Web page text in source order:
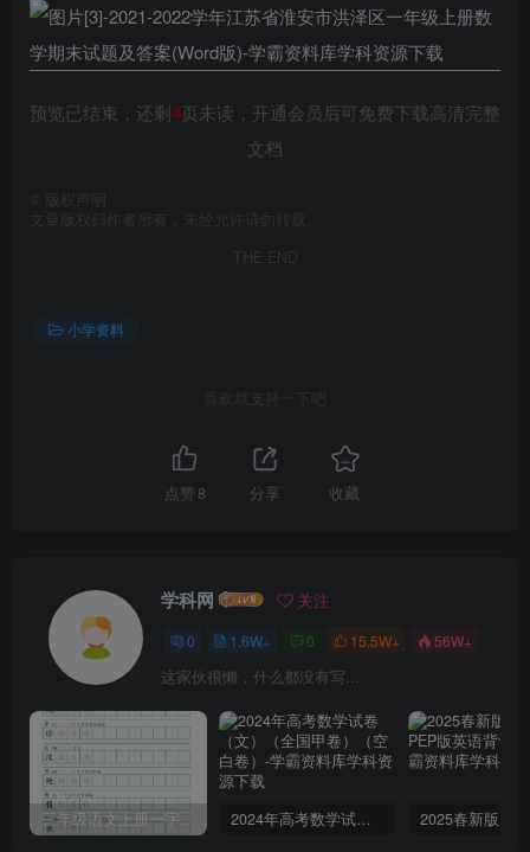
预览已结束，还剩4页未读，开通会员后可免费下载高清完整
文档
版权声明
文章版权归作者所有，未经允许请勿转载。
THE END
小学资料
喜欢就支持一下吧
点赞 8 分享 收藏
学科网 关注
0 1.6W+ 0 15.5W+ 56W+
这家伙很懒，什么都没有写...
三年级语文上册一字三描红写字表字帖 2024年高考数学试卷（文）（全国甲卷）（空白卷）